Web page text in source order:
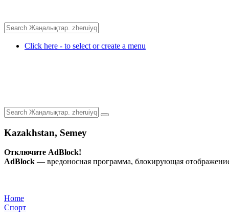
Click here - to select or create a menu
Kazakhstan, Semey
Отключите AdBlock!
AdBlock — вредоносная программа, блокирующая
Home
Спорт